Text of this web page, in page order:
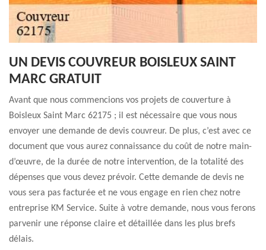
UN DEVIS COUVREUR BOISLEUX SAINT
MARC GRATUIT
Avant que nous commencions vos projets de couverture à
Boisleux Saint Marc 62175 ; il est nécessaire que vous nous
envoyer une demande de devis couvreur. De plus, c’est avec ce
document que vous aurez connaissance du coût de notre main-
d’œuvre, de la durée de notre intervention, de la totalité des
dépenses que vous devez prévoir. Cette demande de devis ne
vous sera pas facturée et ne vous engage en rien chez notre
entreprise KM Service. Suite à votre demande, nous vous ferons
parvenir une réponse claire et détaillée dans les plus brefs
délais.